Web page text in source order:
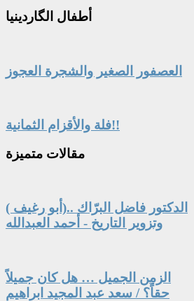
أطفال الگاردينيا
العصفور الصغير والشجرة العجوز
فلة والأقزام الثمانية!!
مقالات متميزة
الدكتور فاضل البرّاك ..(أبو رغيف )
وتزوير التاريخ - أحمد العبدالله
الزمن الجميل … هل كان جميلاً
حقاً؟ / سعد عبد المجيد ابراهيم